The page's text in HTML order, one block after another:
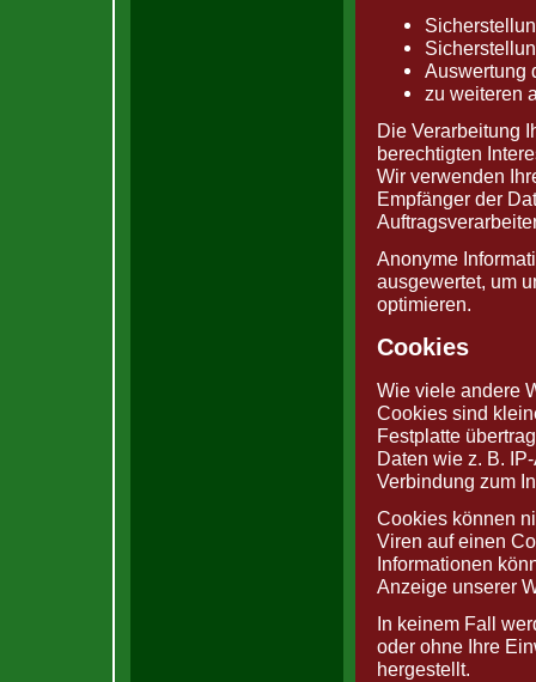
Auswertung
zu weiteren
Die Verarbeitung
berechtigten
Wir verwenden
Empfänger der
Anonyme
ausgewertet, um
optimieren.
Cookies
Wie viele andere
Cookies sind
Festplatte
Daten wie z. B.
Verbindung zum
Cookies können
Viren auf einen
Informationen
Anzeige unserer
In keinem Fall
oder ohne Ihre
hergestellt.